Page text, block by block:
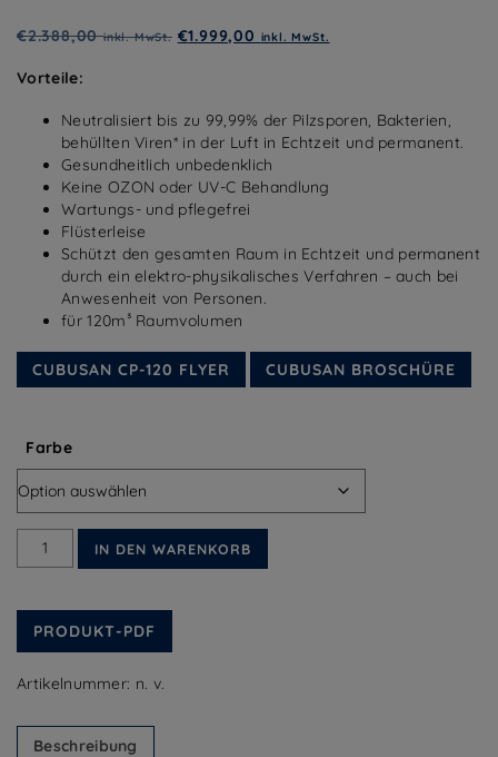
€2.388,00 inkl. MwSt. €1.999,00 inkl. MwSt.
Vorteile:
Neutralisiert bis zu 99,99% der Pilzsporen, Bakterien,
behüllten Viren* in der Luft in Echtzeit und permanent.
Gesundheitlich unbedenklich
Keine OZON oder UV-C Behandlung
Wartungs- und pflegefrei
Flüsterleise
Schützt den gesamten Raum in Echtzeit und permanent
durch ein elektro-physikalisches Verfahren – auch bei
Anwesenheit von Personen.
für 120m³ Raumvolumen
CUBUSAN CP-120 FLYER CUBUSAN BROSCHÜRE
Farbe
Cubusan
IN DEN WARENKORB
PRODUKT-PDF
Artikelnummer: n. v.
Beschreibung